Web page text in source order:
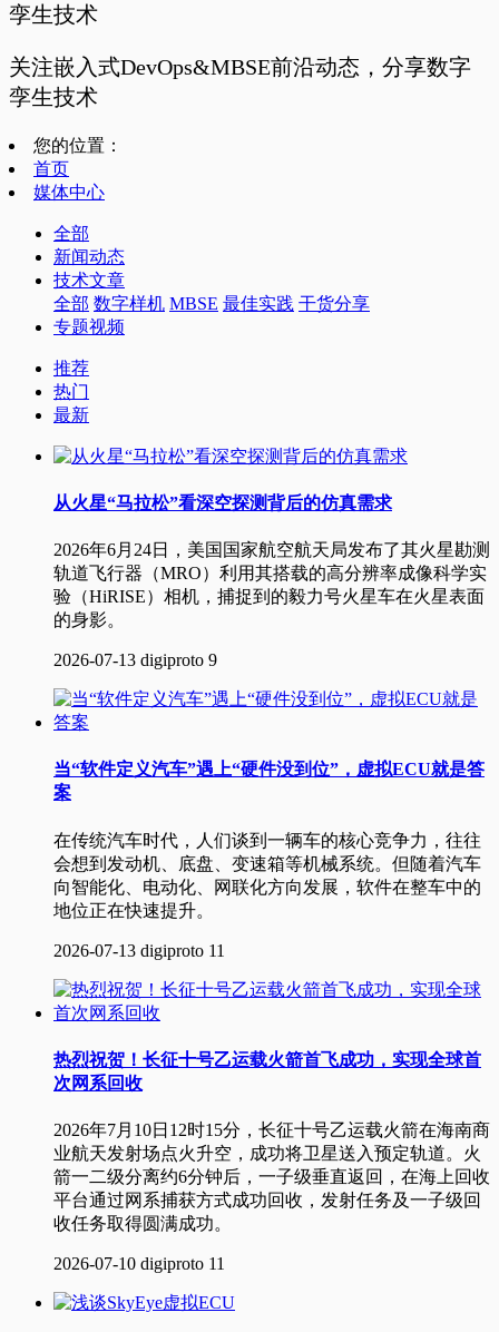
孪生技术
关注嵌入式DevOps&MBSE前沿动态，分享数字
孪生技术
您的位置：
首页
媒体中心
全部
新闻动态
技术文章
全部 数字样机 MBSE 最佳实践 干货分享
专题视频
推荐
热门
最新
从火星“马拉松”看深空探测背后的仿真需求
2026年6月24日，美国国家航空航天局发布了其火星勘测
轨道飞行器（MRO）利用其搭载的高分辨率成像科学实
验（HiRISE）相机，捕捉到的毅力号火星车在火星表面
的身影。
2026-07-13 digiproto 9
当“软件定义汽车”遇上“硬件没到位”，虚拟ECU就是答
案
在传统汽车时代，人们谈到一辆车的核心竞争力，往往
会想到发动机、底盘、变速箱等机械系统。但随着汽车
向智能化、电动化、网联化方向发展，软件在整车中的
地位正在快速提升。
2026-07-13 digiproto 11
热烈祝贺！长征十号乙运载火箭首飞成功，实现全球首
次网系回收
2026年7月10日12时15分，长征十号乙运载火箭在海南商
业航天发射场点火升空，成功将卫星送入预定轨道。火
箭一二级分离约6分钟后，一子级垂直返回，在海上回收
平台通过网系捕获方式成功回收，发射任务及一子级回
收任务取得圆满成功。
2026-07-10 digiproto 11